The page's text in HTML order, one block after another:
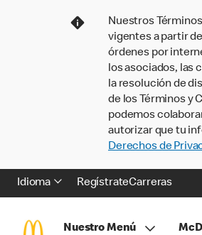
Nuestros
vigentes a partir
órdenes por
los asociados, las
la resolución de
de los Términos y
podemos
autorizar que tu
Derechos de
Idioma RegístrateCarreras
Nuestro Menú